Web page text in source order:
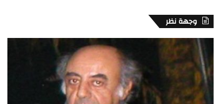
وجهة نظر